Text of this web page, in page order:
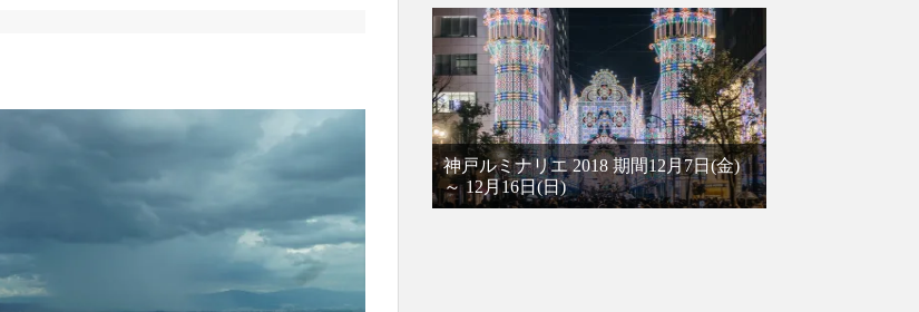
神戸ルミナリエ 2018 期間12月7日(金)
～ 12月16日(日)